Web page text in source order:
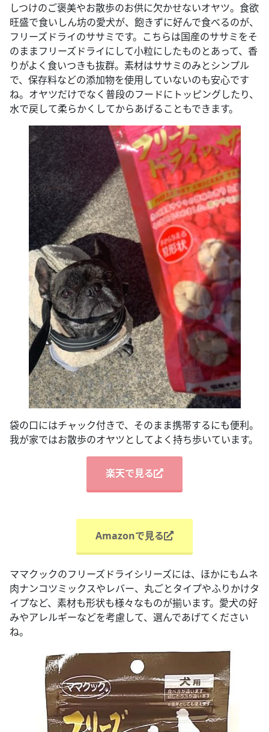
しつけのご褒美やお散歩のお供に欠かせないオヤツ。食欲
旺盛で食いしん坊の愛犬が、飽きずに好んで食べるのが、
フリーズドライのササミです。こちらは国産のササミをそ
のままフリーズドライにして小粒にしたものとあって、香
りがよく食いつきも抜群。素材はササミのみとシンプル
で、保存料などの添加物を使用していないのも安心です
ね。オヤツだけでなく普段のフードにトッピングしたり、
水で戻して柔らかくしてからあげることもできます。
袋の口にはチャック付きで、そのまま携帯するにも便利。
我が家ではお散歩のオヤツとしてよく持ち歩いています。
楽天で見る
Amazonで見る
ママクックのフリーズドライシリーズには、ほかにもムネ
肉ナンコツミックスやレバー、丸ごとタイプやふりかけタ
イプなど、素材も形状も様々なものが揃います。愛犬の好
みやアレルギーなどを考慮して、選んであげてください
ね。